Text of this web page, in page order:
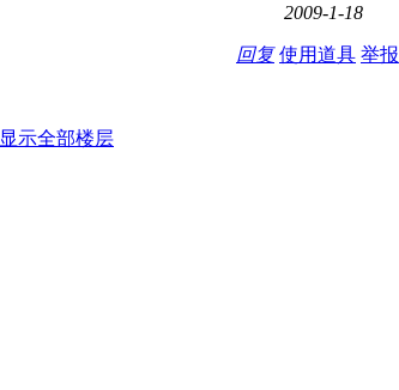
2009-1-18
回复 使用道具 举报
显示全部楼层